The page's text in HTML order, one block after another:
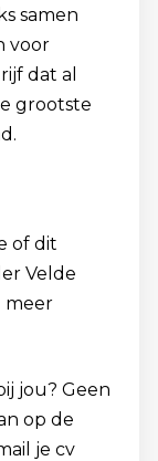
samen
voor
dat al
grootste
of dit
Velde
meer
jou? Geen
op de
je cv